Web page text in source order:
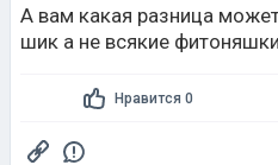
А вам какая разница
шик а не всякие фитоняшки
Нравится 0